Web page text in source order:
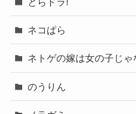
ネコぱら
ネトゲの嫁は女の子じ
のうりん